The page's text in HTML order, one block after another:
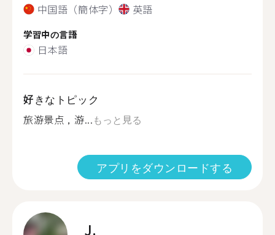
中国語（簡体字） 英語
学習中の言語
日本語
好きなトピック
旅游景点，游...もっと見る
アプリをダウンロードする
J.